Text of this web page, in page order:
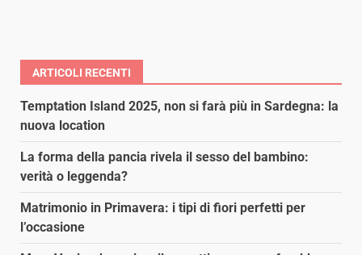
ARTICOLI RECENTI
Temptation Island 2025, non si farà più in Sardegna: la
nuova location
La forma della pancia rivela il sesso del bambino:
verità o leggenda?
Matrimonio in Primavera: i tipi di fiori perfetti per
l’occasione